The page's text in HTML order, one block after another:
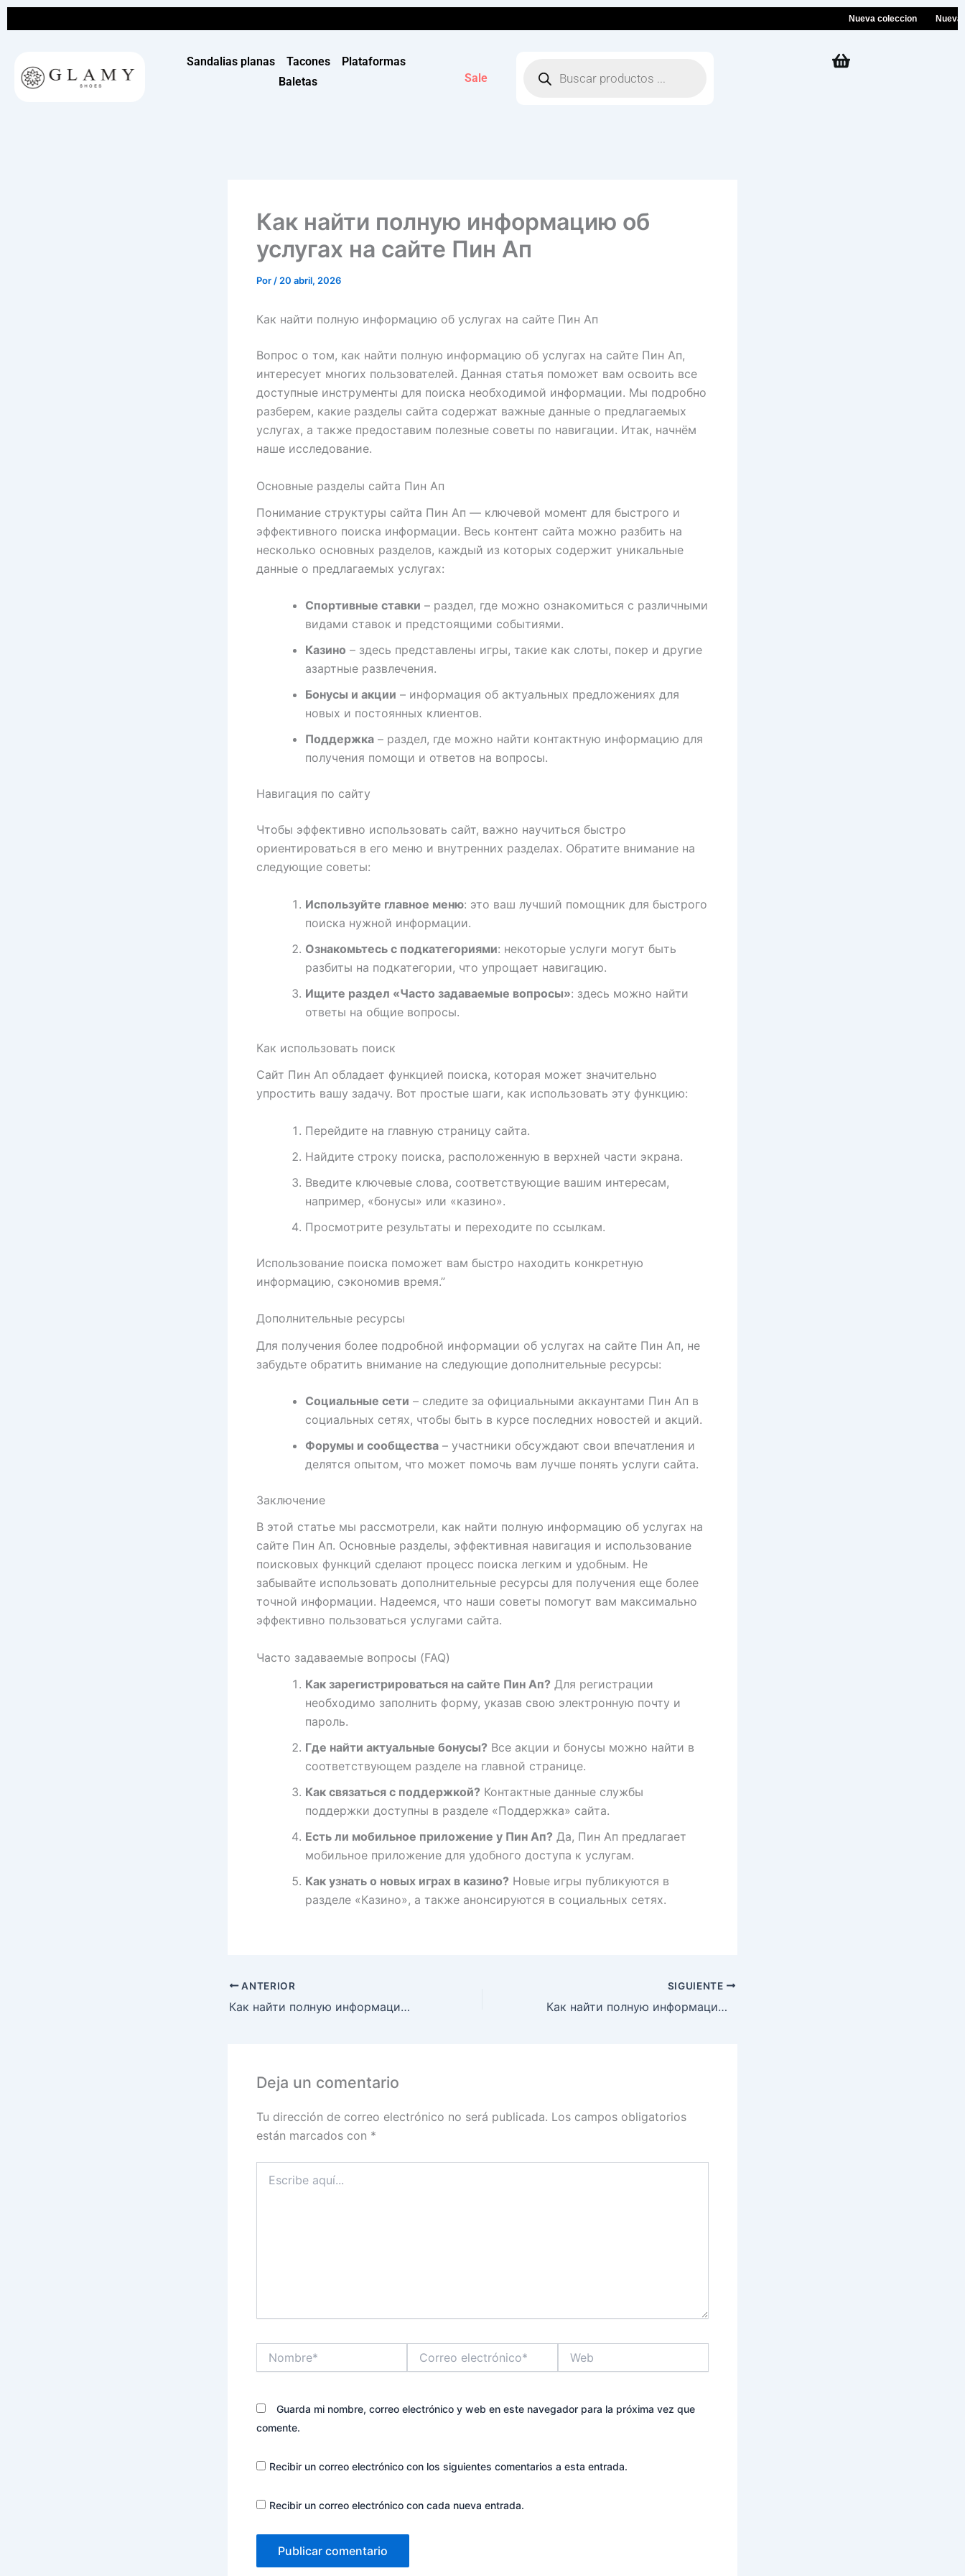
al
Nueva coleccion Nueva
Sandalias planas Tacones
Plataformas
Baletas
Sale
productos
Как найти полную информацию об
услугах на сайте Пин Ап
Por / 20 abril, 2026
Как найти полную информацию об услугах на сайте Пин Ап
Вопрос о том, как найти полную информацию об услугах на сайте Пин Ап,
интересует многих пользователей. Данная статья поможет вам освоить все
доступные инструменты для поиска необходимой информации. Мы подробно
разберем, какие разделы сайта содержат важные данные о предлагаемых
услугах, а также предоставим полезные советы по навигации. Итак, начнём
наше исследование.
Основные разделы сайта Пин Ап
Понимание структуры сайта Пин Ап — ключевой момент для быстрого и
эффективного поиска информации. Весь контент сайта можно разбить на
несколько основных разделов, каждый из которых содержит уникальные
данные о предлагаемых услугах:
Спортивные ставки – раздел, где можно ознакомиться с различными
видами ставок и предстоящими событиями.
Казино – здесь представлены игры, такие как слоты, покер и другие
азартные развлечения.
Бонусы и акции – информация об актуальных предложениях для
новых и постоянных клиентов.
Поддержка – раздел, где можно найти контактную информацию для
получения помощи и ответов на вопросы.
Навигация по сайту
Чтобы эффективно использовать сайт, важно научиться быстро
ориентироваться в его меню и внутренних разделах. Обратите внимание на
следующие советы:
Используйте главное меню: это ваш лучший помощник для быстрого
поиска нужной информации.
Ознакомьтесь с подкатегориями: некоторые услуги могут быть
разбиты на подкатегории, что упрощает навигацию.
Ищите раздел «Часто задаваемые вопросы»: здесь можно найти
ответы на общие вопросы.
Как использовать поиск
Сайт Пин Ап обладает функцией поиска, которая может значительно
упростить вашу задачу. Вот простые шаги, как использовать эту функцию:
Перейдите на главную страницу сайта.
Найдите строку поиска, расположенную в верхней части экрана.
Введите ключевые слова, соответствующие вашим интересам,
например, «бонусы» или «казино».
Просмотрите результаты и переходите по ссылкам.
Использование поиска поможет вам быстро находить конкретную
информацию, сэкономив время.”
Дополнительные ресурсы
Для получения более подробной информации об услугах на сайте Пин Ап, не
забудьте обратить внимание на следующие дополнительные ресурсы:
Социальные сети – следите за официальными аккаунтами Пин Ап в
социальных сетях, чтобы быть в курсе последних новостей и акций.
Форумы и сообщества – участники обсуждают свои впечатления и
делятся опытом, что может помочь вам лучше понять услуги сайта.
Заключение
В этой статье мы рассмотрели, как найти полную информацию об услугах на
сайте Пин Ап. Основные разделы, эффективная навигация и использование
поисковых функций сделают процесс поиска легким и удобным. Не
забывайте использовать дополнительные ресурсы для получения еще более
точной информации. Надеемся, что наши советы помогут вам максимально
эффективно пользоваться услугами сайта.
Часто задаваемые вопросы (FAQ)
Как зарегистрироваться на сайте Пин Ап? Для регистрации
необходимо заполнить форму, указав свою электронную почту и
пароль.
Где найти актуальные бонусы? Все акции и бонусы можно найти в
соответствующем разделе на главной странице.
Как связаться с поддержкой? Контактные данные службы
поддержки доступны в разделе «Поддержка» сайта.
Есть ли мобильное приложение у Пин Ап? Да, Пин Ап предлагает
мобильное приложение для удобного доступа к услугам.
Как узнать о новых играх в казино? Новые игры публикуются в
разделе «Казино», а также анонсируются в социальных сетях.
ANTERIOR
Как найти полную информацию об услугах на сайте Пин Ап
SIGUIENTE
Как найти полную информацию об услугах на сайте Пин Ап
Deja un comentario
Tu dirección de correo electrónico no será publicada. Los campos obligatorios
están marcados con *
aquí...
electrónico*
Guarda mi nombre, correo electrónico y web en este navegador para la próxima vez que
comente.
Recibir un correo electrónico con los siguientes comentarios a esta entrada.
Recibir un correo electrónico con cada nueva entrada.